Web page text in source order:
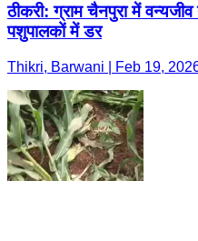
ठीकरी: ग्राम चैनपुरा में वन्यजीव
पशुपालकों में डर
Thikri, Barwani | Feb 19,